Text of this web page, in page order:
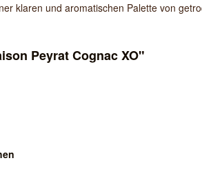
klaren und aromatischen Palette von
Peyrat Cognac XO"